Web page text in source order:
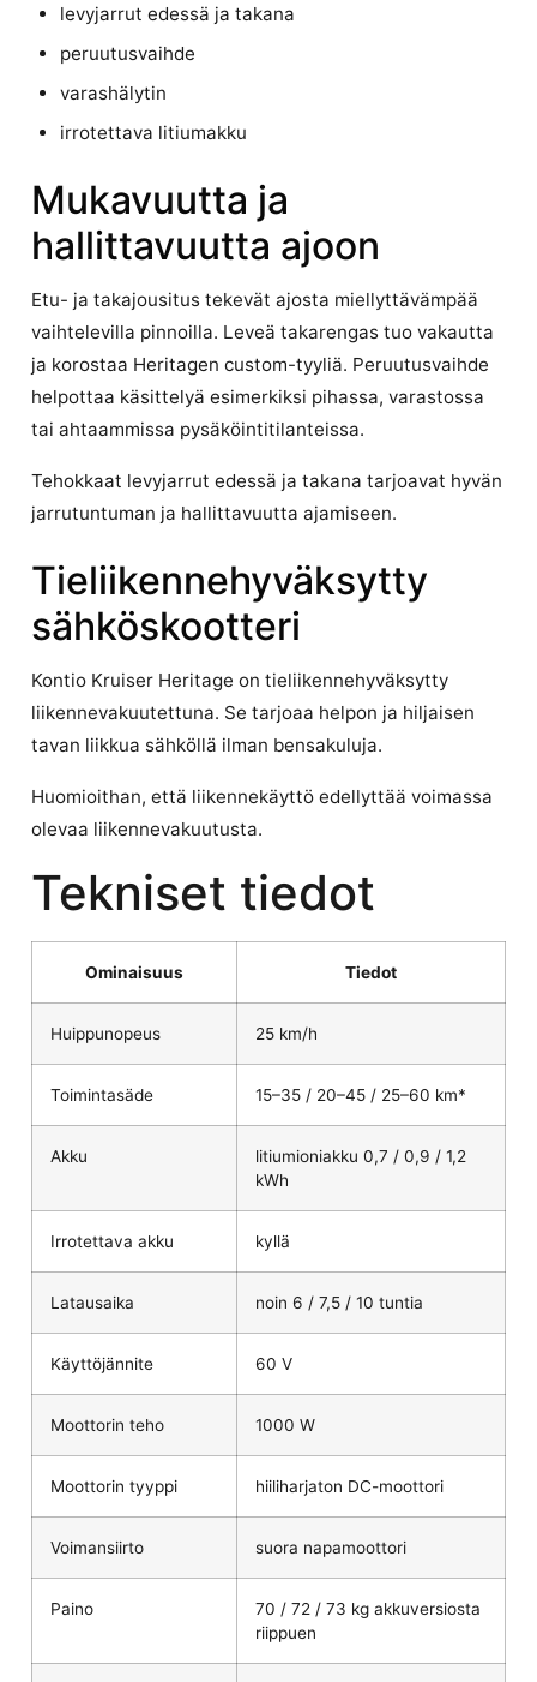
levyjarrut edessä ja takana
peruutusvaihde
varashälytin
irrotettava litiumakku
Mukavuutta ja
hallittavuutta ajoon
Etu- ja takajousitus tekevät ajosta miellyttävämpää
vaihtelevilla pinnoilla. Leveä takarengas tuo vakautta
ja korostaa Heritagen custom-tyyliä. Peruutusvaihde
helpottaa käsittelyä esimerkiksi pihassa, varastossa
tai ahtaammissa pysäköintitilanteissa.
Tehokkaat levyjarrut edessä ja takana tarjoavat hyvän
jarrutuntuman ja hallittavuutta ajamiseen.
Tieliikennehyväksytty
sähköskootteri
Kontio Kruiser Heritage on tieliikennehyväksytty
liikennevakuutettuna. Se tarjoaa helpon ja hiljaisen
tavan liikkua sähköllä ilman bensakuluja.
Huomioithan, että liikennekäyttö edellyttää voimassa
olevaa liikennevakuutusta.
Tekniset tiedot
Ominaisuus Tiedot
Huippunopeus 25 km/h
Toimintasäde 15–35 / 20–45 / 25–60 km*
Akku
litiumioniakku 0,7 / 0,9 / 1,2
kWh
Irrotettava akku kyllä
Latausaika noin 6 / 7,5 / 10 tuntia
Käyttöjännite 60 V
Moottorin teho 1000 W
Moottorin tyyppi hiiliharjaton DC-moottori
Voimansiirto suora napamoottori
Paino
70 / 72 / 73 kg akkuversiosta
riippuen